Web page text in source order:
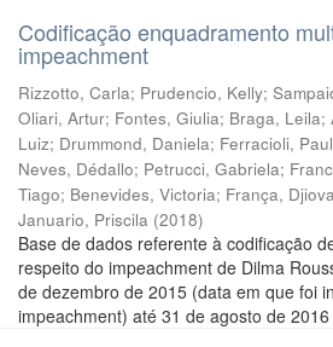
Codificação enquadramento
impeachment
Rizzotto, Carla; Prudencio, Kelly;
Oliari, Artur; Fontes, Giulia; Braga, Leila;
Luiz; Drummond, Daniela; Ferracioli,
Neves, Dédallo; Petrucci, Gabriela;
Tiago; Benevides, Victoria; França,
Januario, Priscila (2018)
Base de dados referente à codificação
respeito do impeachment de Dilma
de dezembro de 2015 (data em que foi
impeachment) até 31 de agosto de 2016